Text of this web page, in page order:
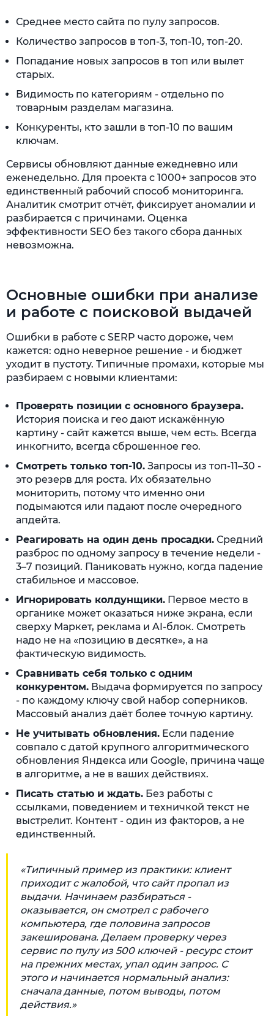
Среднее место сайта по пулу запросов.
Количество запросов в топ-3, топ-10, топ-20.
Попадание новых запросов в топ или вылет
старых.
Видимость по категориям - отдельно по
товарным разделам магазина.
Конкуренты, кто зашли в топ-10 по вашим
ключам.
Сервисы обновляют данные ежедневно или
еженедельно. Для проекта с 1000+ запросов это
единственный рабочий способ мониторинга.
Аналитик смотрит отчёт, фиксирует аномалии и
разбирается с причинами. Оценка
эффективности SEO без такого сбора данных
невозможна.
Основные ошибки при анализе
и работе с поисковой выдачей
Ошибки в работе с SERP часто дороже, чем
кажется: одно неверное решение - и бюджет
уходит в пустоту. Типичные промахи, которые мы
разбираем с новыми клиентами:
Проверять позиции с основного браузера.
История поиска и гео дают искажённую
картину - сайт кажется выше, чем есть. Всегда
инкогнито, всегда сброшенное гео.
Смотреть только топ-10. Запросы из топ-11–30 -
это резерв для роста. Их обязательно
мониторить, потому что именно они
подымаются или падают после очередного
апдейта.
Реагировать на один день просадки. Средний
разброс по одному запросу в течение недели -
3–7 позиций. Паниковать нужно, когда падение
стабильное и массовое.
Игнорировать колдунщики. Первое место в
органике может оказаться ниже экрана, если
сверху Маркет, реклама и AI-блок. Смотреть
надо не на «позицию в десятке», а на
фактическую видимость.
Сравнивать себя только с одним
конкурентом. Выдача формируется по запросу
- по каждому ключу свой набор соперников.
Массовый анализ даёт более точную картину.
Не учитывать обновления. Если падение
совпало с датой крупного алгоритмического
обновления Яндекса или Google, причина чаще
в алгоритме, а не в ваших действиях.
Писать статью и ждать. Без работы с
ссылками, поведением и техничкой текст не
выстрелит. Контент - один из факторов, а не
единственный.
«Типичный пример из практики: клиент
приходит с жалобой, что сайт пропал из
выдачи. Начинаем разбираться -
оказывается, он смотрел с рабочего
компьютера, где половина запросов
закеширована. Делаем проверку через
сервис по пулу из 500 ключей - ресурс стоит
на прежних местах, упал один запрос. С
этого и начинается нормальный анализ:
сначала данные, потом выводы, потом
действия.»